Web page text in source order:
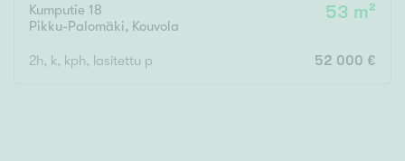
Kumputie 18
Pikku-Palomäki, Kouvola
53 m²
2h, k, kph, lasitettu p 52 000 €